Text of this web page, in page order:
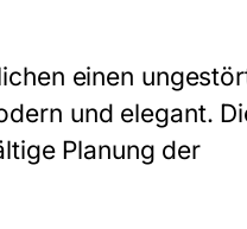
einen
und elegant.
Planung der